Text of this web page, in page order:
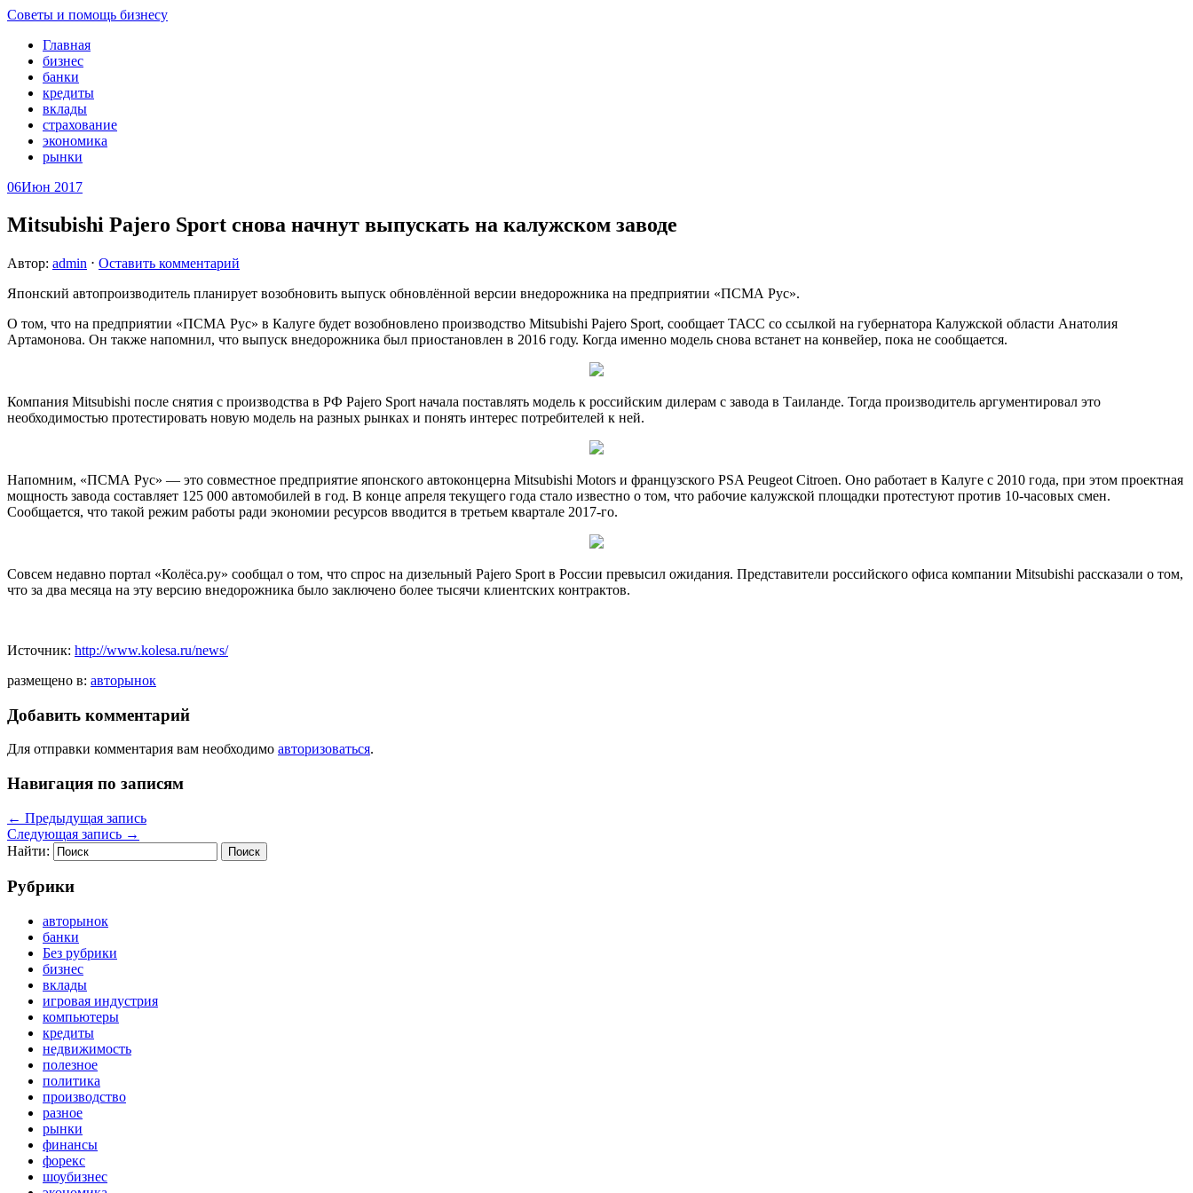
Советы и помощь бизнесу
Главная
бизнес
банки
кредиты
вклады
страхование
экономика
рынки
06Июн 2017
Mitsubishi Pajero Sport снова начнут выпускать на калужском заводе
Автор: admin ⋅ Оставить комментарий
Японский автопроизводитель планирует возобновить выпуск обновлённой версии внедорожника на предприятии «ПСМА Рус».
О том, что на предприятии «ПСМА Рус» в Калуге будет возобновлено производство Mitsubishi Pajero Sport, сообщает ТАСС со ссылкой на губернатора Калужской области Анатолия
Артамонова. Он также напомнил, что выпуск внедорожника был приостановлен в 2016 году. Когда именно модель снова встанет на конвейер, пока не сообщается.
Компания Mitsubishi после снятия с производства в РФ Pajero Sport начала поставлять модель к российским дилерам с завода в Таиланде. Тогда производитель аргументировал это
необходимостью протестировать новую модель на разных рынках и понять интерес потребителей к ней.
Напомним, «ПСМА Рус» — это совместное предприятие японского автоконцерна Mitsubishi Motors и французского PSA Peugeot Citroen. Оно работает в Калуге с 2010 года, при этом проектная
мощность завода составляет 125 000 автомобилей в год. В конце апреля текущего года стало известно о том, что рабочие калужской площадки протестуют против 10-часовых смен.
Сообщается, что такой режим работы ради экономии ресурсов вводится в третьем квартале 2017-го.
Совсем недавно портал «Колёса.ру» сообщал о том, что спрос на дизельный Pajero Sport в России превысил ожидания. Представители российского офиса компании Mitsubishi рассказали о том,
что за два месяца на эту версию внедорожника было заключено более тысячи клиентских контрактов.
Источник: http://www.kolesa.ru/news/
размещено в: авторынок
Добавить комментарий
Для отправки комментария вам необходимо авторизоваться.
Навигация по записям
← Предыдущая запись
Следующая запись →
Найти:
Рубрики
авторынок
банки
Без рубрики
бизнес
вклады
игровая индустрия
компьютеры
кредиты
недвижимость
полезное
политика
производство
разное
рынки
финансы
форекс
шоубизнес